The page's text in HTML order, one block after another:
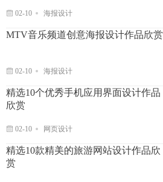
02-10 海报设计
MTV音乐频道创意海报设计作品欣赏
02-10 海报设计
精选10个优秀手机应用界面设计作品
欣赏
02-10 网页设计
精选10款精美的旅游网站设计作品欣
赏